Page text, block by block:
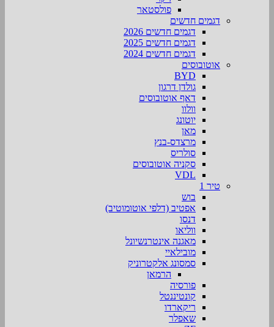
פולסטאר
דגמים חדשים
דגמים חדשים 2026
דגמים חדשים 2025
דגמים חדשים 2024
אוטובוסים
BYD
גולדן דרגון
דאף אוטובוסים
וולוו
יוטונג
מאן
מרצדס-בנץ
סולריס
סקניה אוטובוסים
VDL
טיר 1
בוש
אפטיב (דלפי אוטומוטיב)
דנסו
ווליאו
מאגנה אינטרנשיונל
מובילאיי
סמסונג אלקטרוניק
הרמאן
פורסיה
קונטיננטל
ריקארדו
שאפלר